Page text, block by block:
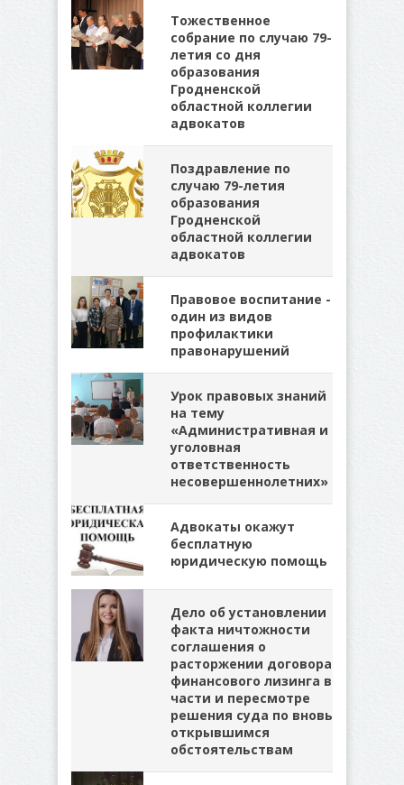
Тожественное
собрание по случаю 79-
летия со дня
образования
Гродненской
областной коллегии
адвокатов
Поздравление по
случаю 79-летия
образования
Гродненской
областной коллегии
адвокатов
Правовое воспитание -
один из видов
профилактики
правонарушений
Урок правовых знаний
на тему
«Административная и
уголовная
ответственность
несовершеннолетних»
Адвокаты окажут
бесплатную
юридическую помощь
Дело об установлении
факта ничтожности
соглашения о
расторжении договора
финансового лизинга в
части и пересмотре
решения суда по вновь
открывшимся
обстоятельствам